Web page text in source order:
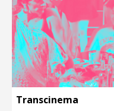
Transcinema